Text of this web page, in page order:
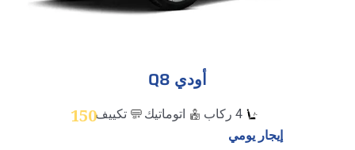
أودي Q8
اتوماتيك
تكييف
إيجار يومي
150